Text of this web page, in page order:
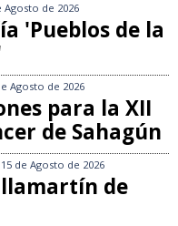
Agosto de 2026
'Pueblos de la
Agosto de 2026
para la XII
de Sahagún
de Agosto de 2026
de